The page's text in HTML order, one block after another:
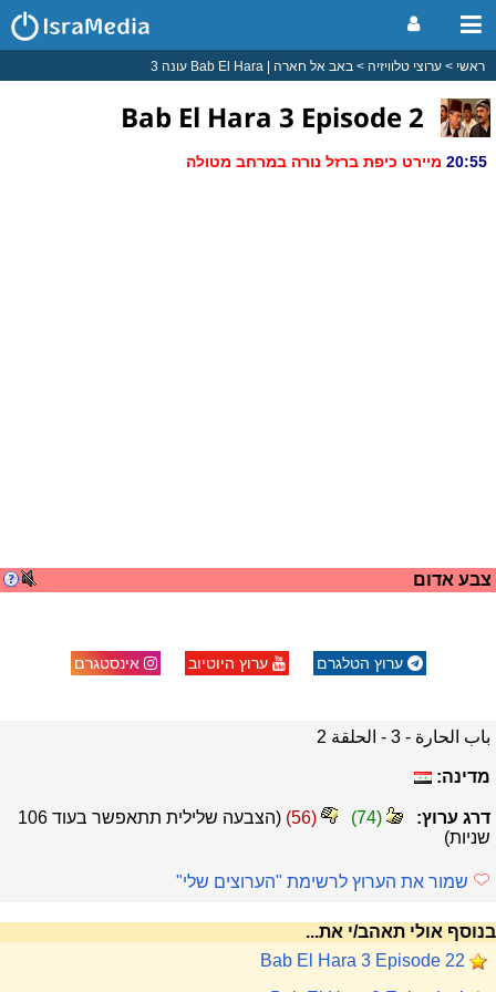
ראשי ערוצי טלוויזיה באב אל חארה | Bab El Hara עונה 3
Bab El Hara 3 Episode 2
צבע אדום
ערוץ הטלגרם ערוץ היוטיוב אינסטגרם
باب الحارة - 3 - الحلقة 2
מדינה:
דרג ערוץ: (
74
)
(
56
) (הצבעה שלילית תתאפשר בעוד 106
שניות)
שמור את הערוץ לרשימת "הערוצים שלי"
בנוסף אולי תאהב/י את...
Bab El Hara 3 Episode 22